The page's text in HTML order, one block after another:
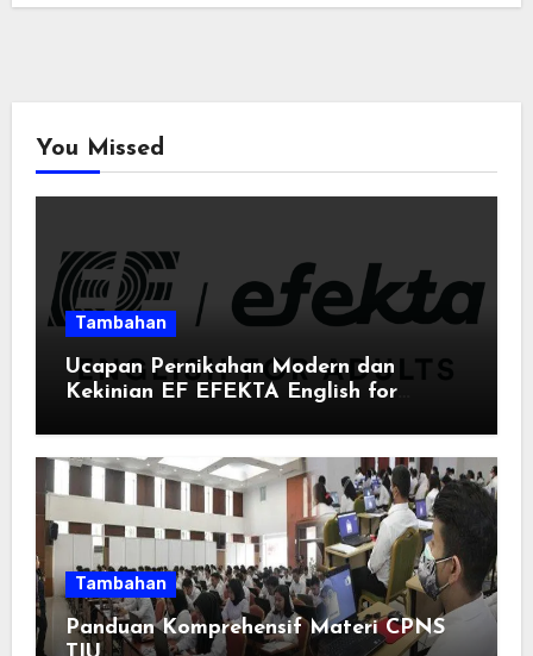
You Missed
Tambahan
Ucapan Pernikahan Modern dan
Kekinian EF EFEKTA English for
Momen Spesial Semakin Berarti
Tambahan
Panduan Komprehensif Materi CPNS